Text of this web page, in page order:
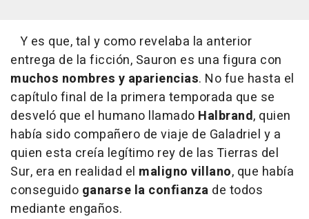
Y es que, tal y como revelaba la anterior
entrega de la ficción, Sauron es una figura con
muchos nombres y apariencias. No fue hasta el
capítulo final de la primera temporada que se
desveló que el humano llamado Halbrand, quien
había sido compañero de viaje de Galadriel y a
quien esta creía legítimo rey de las Tierras del
Sur, era en realidad el maligno villano, que había
conseguido ganarse la confianza de todos
mediante engaños.